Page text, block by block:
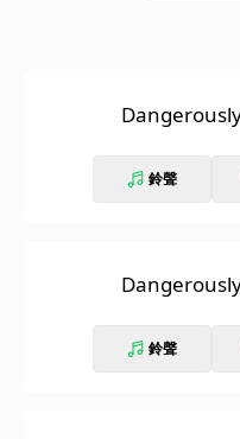
Dangerously
鈴聲
曲）鈴聲